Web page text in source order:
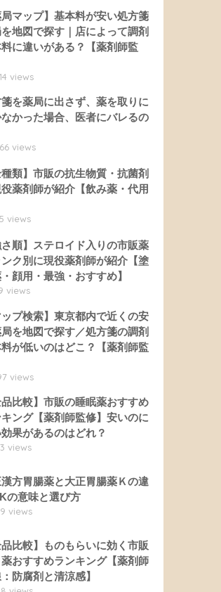
局マップ】基本料が安い処方箋
地図で探す｜店によって調剤
に違いがある？【薬剤師監
views
を薬局に出さず、薬を取りに
かった場合、医者にバレるの
views
種類】市販の抗生物質・抗菌剤
薬剤師が紹介【飲み薬・代用
views
さ順】ステロイド入りの市販薬
ク別に現役薬剤師が紹介【塗
・顔用・最強・おすすめ】
views
ップ検索】東京都内で近くの安
を地図で探す／処方箋の調剤
が低いのはどこ？【薬剤師監
views
品比較】市販の睡眠薬おすすめ
ング【薬剤師監修】安いのに
果があるのはどれ？
views
方胃腸薬と大正胃腸薬Ｋの違
の意味と選び方
views
品比較】ものもらいに効く市販
おすすめランキング【薬剤師
防腐剤と清涼感】